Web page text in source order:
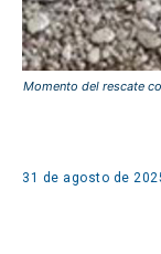
Momento del rescate
31 de agosto de